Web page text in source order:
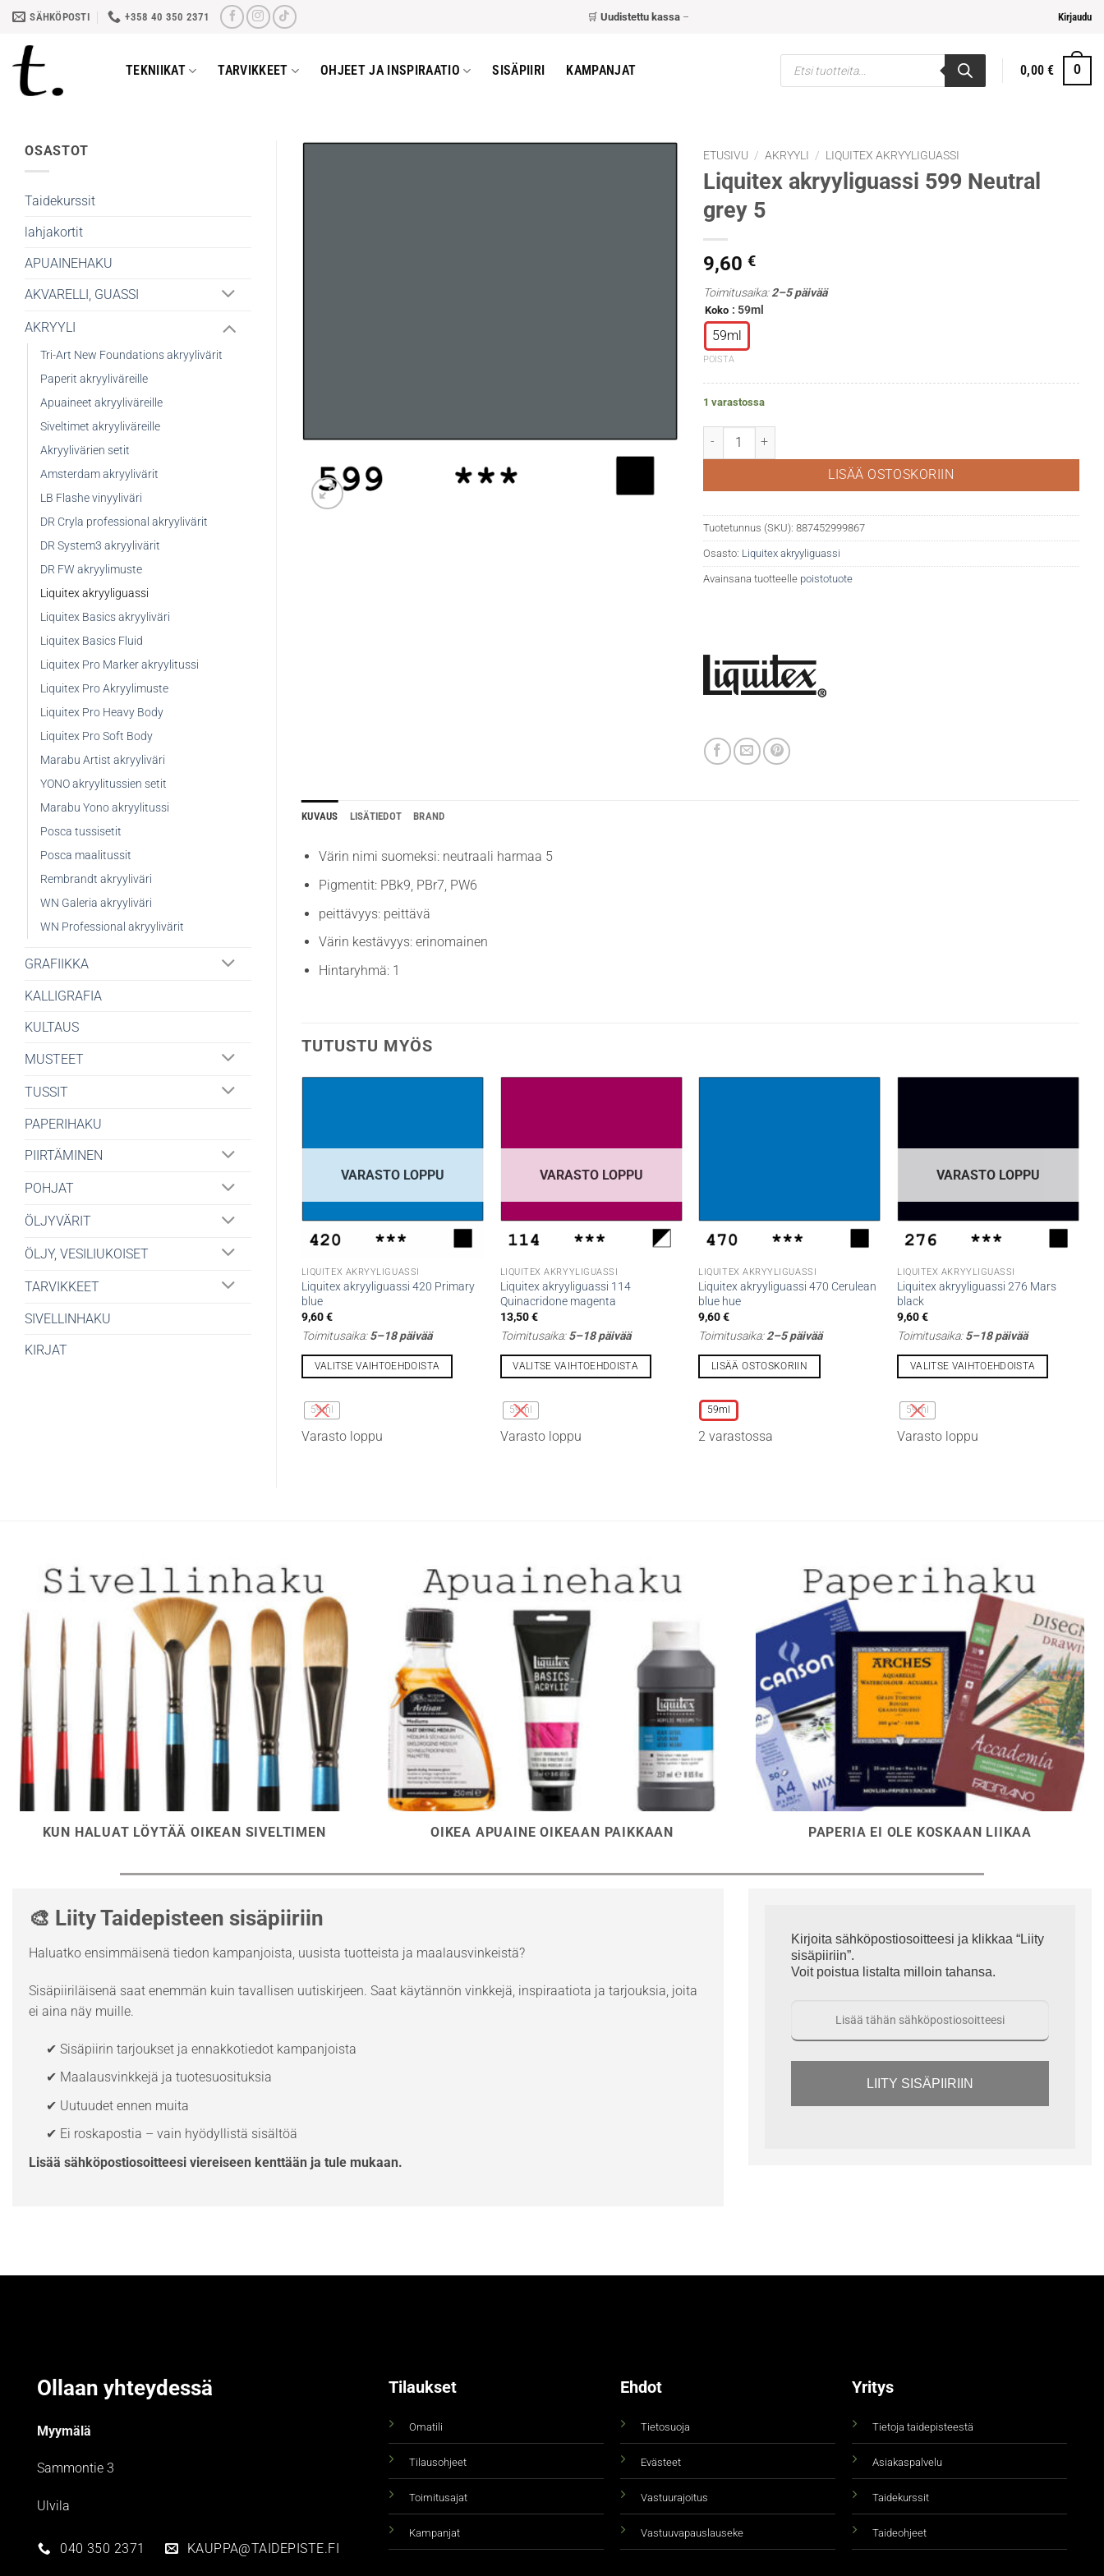
Skip
content
SÄHKÖPOSTI +358 40 350 2371 Uudistettu kassa– nopeampi ja helpompi maksaminen Kirjaudu
TEKNIIKAT TARVIKKEET OHJEET JA INSPIRAATIO SISÄPIIRI KAMPANJAT
Products
search
0,00€ 0
OSASTOT
Taidekurssit
lahjakortit
APUAINEHAKU
AKVARELLI, GUASSI
AKRYYLI
Tri-Art New Foundations akryylivärit
Paperit akryyliväreille
Apuaineet akryyliväreille
Siveltimet akryyliväreille
Akryylivärien setit
Amsterdam akryylivärit
LB Flashe vinyyliväri
DR Cryla professional akryylivärit
DR System3 akryylivärit
DR FW akryylimuste
Liquitex akryyliguassi
Liquitex Basics akryyliväri
Liquitex Basics Fluid
Liquitex Pro Marker akryylitussi
Liquitex Pro Akryylimuste
Liquitex Pro Heavy Body
Liquitex Pro Soft Body
Marabu Artist akryyliväri
YONO akryylitussien setit
Marabu Yono akryylitussi
Posca tussisetit
Posca maalitussit
Rembrandt akryyliväri
WN Galeria akryyliväri
WN Professional akryylivärit
GRAFIIKKA
KALLIGRAFIA
KULTAUS
MUSTEET
TUSSIT
PAPERIHAKU
PIIRTÄMINEN
POHJAT
ÖLJYVÄRIT
ÖLJY, VESILIUKOISET
TARVIKKEET
SIVELLINHAKU
KIRJAT
ETUSIVU / AKRYYLI / LIQUITEX AKRYYLIGUASSI
Liquitex akryyliguassi 599 Neutral
grey 5
9,60 €
Toimitusaika:2–5 päivää
Koko : 59ml
59ml
POISTA
1 varastossa
Liquitex akryyliguassi 599 Neutral grey 5 määrä
LISÄÄ OSTOSKORIIN
Tuotetunnus (SKU): 887452999867
Osasto: Liquitex akryyliguassi
Avainsana tuotteelle poistotuote
KUVAUS LISÄTIEDOT BRAND
Värin nimi suomeksi: neutraali harmaa 5
Pigmentit: PBk9, PBr7, PW6
peittävyys: peittävä
Värin kestävyys: erinomainen
Hintaryhmä: 1
TUTUSTU MYÖS
VARASTO LOPPU
LIQUITEX AKRYYLIGUASSI
Liquitex akryyliguassi 420 Primary
blue
9,60€
Toimitusaika:5–18 päivää
VALITSE VAIHTOEHDOISTA
tuotteella
useampi
59ml
Varasto loppu
VARASTO LOPPU
LIQUITEX AKRYYLIGUASSI
Liquitex akryyliguassi 114
Quinacridone magenta
13,50€
Toimitusaika:5–18 päivää
VALITSE VAIHTOEHDOISTA
tuotteella
useampi
59ml
Varasto loppu
LIQUITEX AKRYYLIGUASSI
Liquitex akryyliguassi 470 Cerulean
blue hue
9,60€
Toimitusaika:2–5 päivää
LISÄÄ OSTOSKORIIN
tuotteella
on
useampi
59ml
2 varastossa
VARASTO LOPPU
LIQUITEX AKRYYLIGUASSI
Liquitex akryyliguassi 276 Mars
black
9,60€
Toimitusaika:5–18 päivää
VALITSE VAIHTOEHDOISTA
tuotteella
useampi
59ml
Varasto loppu
KUN HALUAT LÖYTÄÄ OIKEAN SIVELTIMEN OIKEA APUAINE OIKEAAN PAIKKAAN PAPERIA EI OLE KOSKAAN LIIKAA
🎨 Liity Taidepisteen sisäpiiriin
Haluatko ensimmäisenä tiedon kampanjoista, uusista tuotteista ja maalausvinkeistä?
Sisäpiiriläisenä saat enemmän kuin tavallisen uutiskirjeen. Saat käytännön vinkkejä, inspiraatiota ja tarjouksia, joita
ei aina näy muille.
✔ Sisäpiirin tarjoukset ja ennakkotiedot kampanjoista
✔ Maalausvinkkejä ja tuotesuosituksia
✔ Uutuudet ennen muita
✔ Ei roskapostia – vain hyödyllistä sisältöä
Lisää sähköpostiosoitteesi viereiseen kenttään ja tule mukaan.
Kirjoita sähköpostiosoitteesi ja klikkaa “Liity
sisäpiiriin”.
Voit poistua listalta milloin tahansa.
LIITY SISÄPIIRIIN
Ollaan yhteydessä
Myymälä
Sammontie 3
Ulvila
040 350 2371 KAUPPA@TAIDEPISTE.FI
Tilaukset
Omatili
Tilausohjeet
Toimitusajat
Kampanjat
Ehdot
Tietosuoja
Evästeet
Vastuurajoitus
Vastuuvapauslauseke
Yritys
Tietoja taidepisteestä
Asiakaspalvelu
Taidekurssit
Taideohjeet